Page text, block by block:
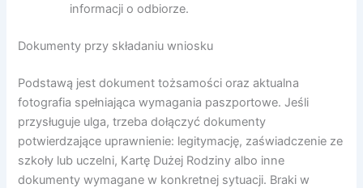
informacji o odbiorze.
Dokumenty przy składaniu wniosku
Podstawą jest dokument tożsamości oraz aktualna
fotografia spełniająca wymagania paszportowe. Jeśli
przysługuje ulga, trzeba dołączyć dokumenty
potwierdzające uprawnienie: legitymację, zaświadczenie ze
szkoły lub uczelni, Kartę Dużej Rodziny albo inne
dokumenty wymagane w konkretnej sytuacji. Braki w